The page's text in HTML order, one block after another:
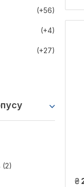
(+56)
(+4)
(+27)
(2)
₴